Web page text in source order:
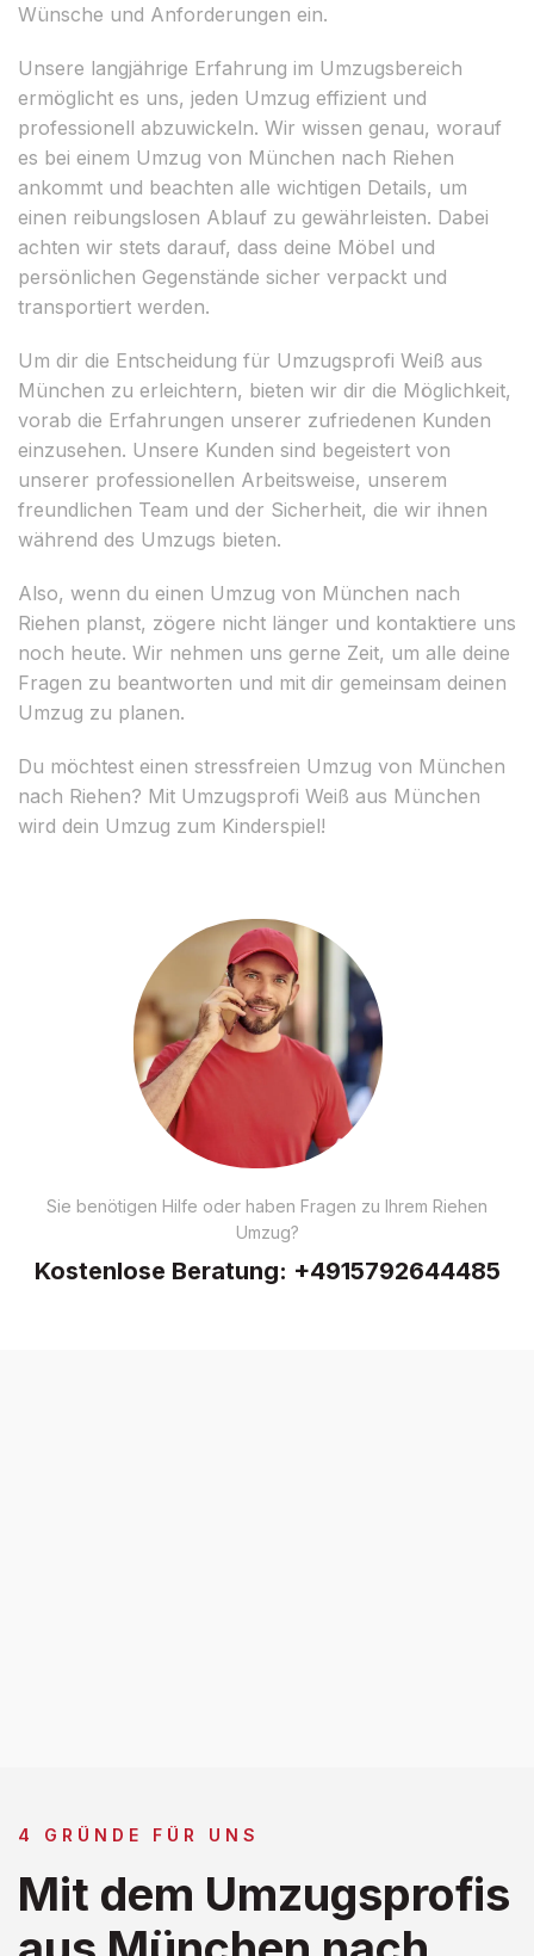
Wünsche und Anforderungen ein.
Unsere langjährige Erfahrung im Umzugsbereich
ermöglicht es uns, jeden Umzug effizient und
professionell abzuwickeln. Wir wissen genau, worauf
es bei einem Umzug von München nach Riehen
ankommt und beachten alle wichtigen Details, um
einen reibungslosen Ablauf zu gewährleisten. Dabei
achten wir stets darauf, dass deine Möbel und
persönlichen Gegenstände sicher verpackt und
transportiert werden.
Um dir die Entscheidung für Umzugsprofi Weiß aus
München zu erleichtern, bieten wir dir die Möglichkeit,
vorab die Erfahrungen unserer zufriedenen Kunden
einzusehen. Unsere Kunden sind begeistert von
unserer professionellen Arbeitsweise, unserem
freundlichen Team und der Sicherheit, die wir ihnen
während des Umzugs bieten.
Also, wenn du einen Umzug von München nach
Riehen planst, zögere nicht länger und kontaktiere uns
noch heute. Wir nehmen uns gerne Zeit, um alle deine
Fragen zu beantworten und mit dir gemeinsam deinen
Umzug zu planen.
Du möchtest einen stressfreien Umzug von München
nach Riehen? Mit Umzugsprofi Weiß aus München
wird dein Umzug zum Kinderspiel!
Sie benötigen Hilfe oder haben Fragen zu Ihrem Riehen
Umzug?
Kostenlose Beratung: +4915792644485
4 GRÜNDE FÜR UNS
Mit dem Umzugsprofis